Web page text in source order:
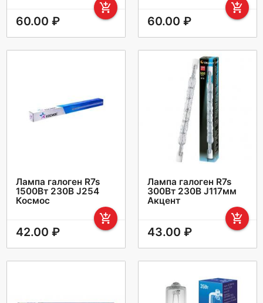
add_shopping_cart
60.00 ₽
add_shopping_cart
60.00 ₽
Лампа галоген R7s
1500Вт 230В J254
Космос
add_shopping_cart
42.00 ₽
Лампа галоген R7s
300Вт 230В J117мм
Акцент
add_shopping_cart
43.00 ₽